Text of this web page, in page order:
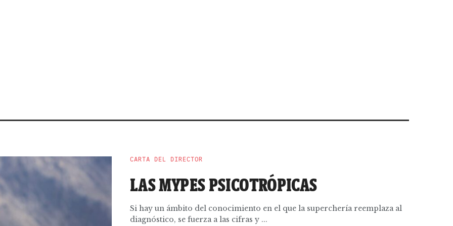
CARTA DEL DIRECTOR
LAS MYPES PSICOTRÓPICAS
Si hay un ámbito del conocimiento en el que la superchería reemplaza al
diagnóstico, se fuerza a las cifras y ...